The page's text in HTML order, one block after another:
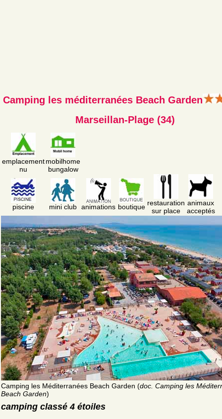
Camping les méditerranées Beach Garden
Marseillan-Plage (34)
emplacement
nu
mobilhome
bungalow
piscine mini club animations boutique restauration
sur place
animaux
acceptés
Camping les Méditerranées Beach Garden (doc. Camping les
Beach Garden)
camping classé 4 étoiles